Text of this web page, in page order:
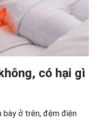
có hại gì
bày ở trên, đệm điện